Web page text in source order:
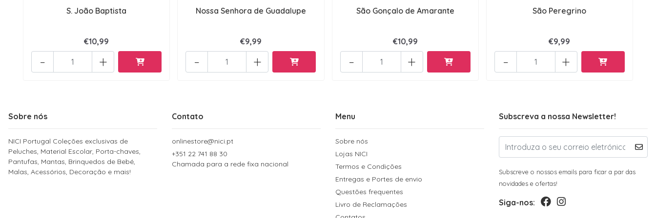
S. João Baptista
€10,99
+
-
Nossa Senhora de Guadalupe
€9,99
+
-
São Gonçalo de Amarante
€10,99
+
-
São Peregrino
€9,99
+
-
Sobre nós
NICI Portugal Coleções exclusivas de
Peluches, Material Escolar, Porta-chaves,
Pantufas, Mantas, Brinquedos de Bebé,
Malas, Acessórios, Decoração e mais!
Contato
onlinestore@nici.pt
+351 22 741 88 30
Chamada para a rede fixa nacional
Menu
Sobre nós
Lojas NICI
Termos e Condições
Entregas e Portes de envio
Questões frequentes
Livro de Reclamações
Subscreva a nossa Newsletter!
Subscreve o nossos emails para ficar a par das
novidades e ofertas!
Siga-nos: